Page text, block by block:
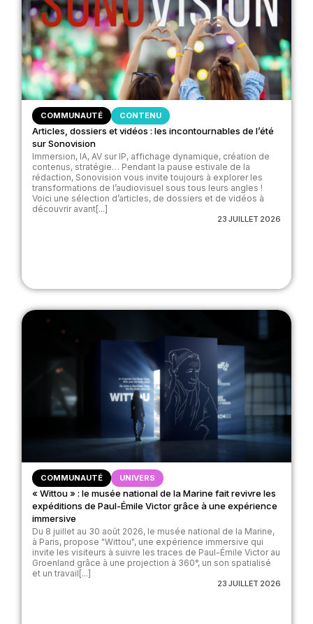
COMMUNAUTÉ CONTENU
Articles, dossiers et vidéos : les incontournables de l’été
sur Sonovision
Immersion, IA, AV sur IP, affichage dynamique, création de
contenus, stratégie… Pendant la pause estivale de la
rédaction, Sonovision vous invite toujours à explorer les
transformations de l’audiovisuel sous tous leurs angles !
Voici une sélection d’articles, de dossiers et de vidéos à
découvrir avant[...]
23 JUILLET 2026
COMMUNAUTÉ UNIVERS
« Wittou » : le musée national de la Marine fait revivre les
expéditions de Paul-Émile Victor grâce à une expérience
immersive
Du 8 juillet au 30 août 2026, le musée national de la Marine,
à Paris, propose "Wittou", une expérience immersive qui
invite les visiteurs à suivre les traces de Paul-Émile Victor au
Groenland grâce à une projection à 360°, un son spatialisé
et un travail[...]
23 JUILLET 2026